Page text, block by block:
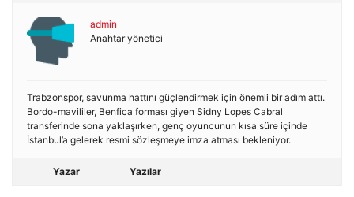
admin
Anahtar yönetici
Trabzonspor, savunma hattını güçlendirmek için önemli bir adım attı.
Bordo-mavililer, Benfica forması giyen Sidny Lopes Cabral
transferinde sona yaklaşırken, genç oyuncunun kısa süre içinde
İstanbul’a gelerek resmi sözleşmeye imza atması bekleniyor.
Yazar Yazılar